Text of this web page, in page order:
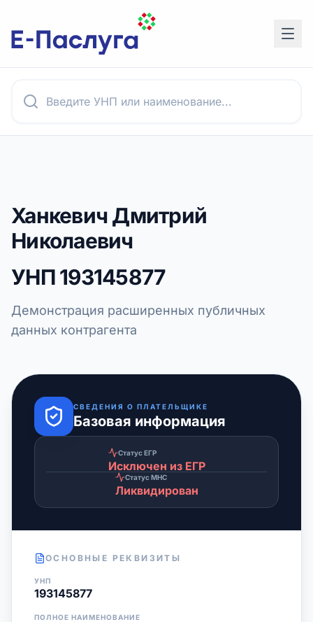
Ханкевич Дмитрий
Николаевич
УНП193145877
Демонстрация расширенных публичных
данных контрагента
СВЕДЕНИЯ О ПЛАТЕЛЬЩИКЕ
Базовая информация
Статус ЕГР
Исключен из ЕГР
Статус МНС
Ликвидирован
ОСНОВНЫЕ РЕКВИЗИТЫ
УНП
193145877
ПОЛНОЕ НАИМЕНОВАНИЕ